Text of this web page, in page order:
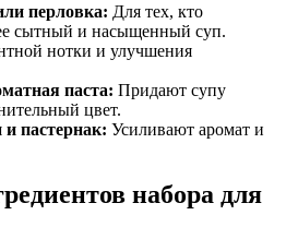
перловка: Для тех, кто
сытный и насыщенный суп.
нотки и улучшения
паста: Придают супу
цвет.
пастернак: Усиливают аромат и
набора для